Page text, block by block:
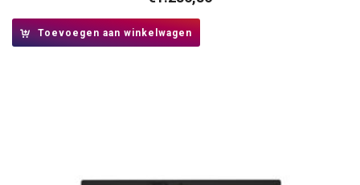
Toevoegen aan winkelwagen